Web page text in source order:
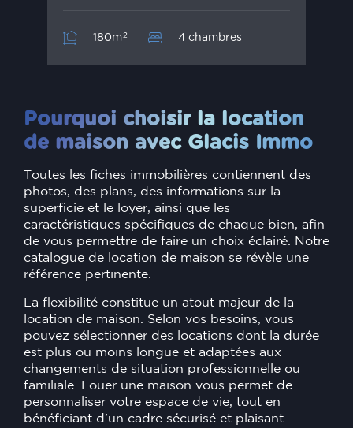
180m2 4 chambres
Pourquoi choisir la location
de maison avec Glacis Immo
Toutes les fiches immobilières contiennent des
photos, des plans, des informations sur la
superficie et le loyer, ainsi que les
caractéristiques spécifiques de chaque bien, afin
de vous permettre de faire un choix éclairé. Notre
catalogue de location de maison se révèle une
référence pertinente.
La flexibilité constitue un atout majeur de la
location de maison. Selon vos besoins, vous
pouvez sélectionner des locations dont la durée
est plus ou moins longue et adaptées aux
changements de situation professionnelle ou
familiale. Louer une maison vous permet de
personnaliser votre espace de vie, tout en
bénéficiant d’un cadre sécurisé et plaisant.